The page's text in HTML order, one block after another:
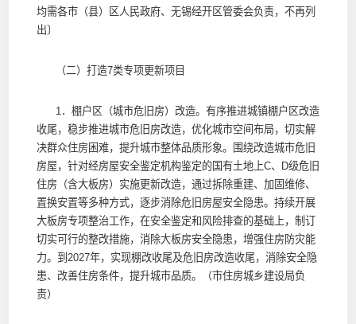
均需各市（县）区人民政府、无锡经开区管委会负责，不再列
出〕
（二）打造7类专项更新项目
1．棚户区（城市危旧房）改造。有序推进城镇棚户区改造
收尾，稳步推进城市危旧房改造，优化城市空间布局，切实解
决群众住房困难，提升城市整体品质形象。围绕改造城市危旧
房屋，针对经房屋安全鉴定机构鉴定的国有土地上C、D级危旧
住房（含大板房）实施更新改造，通过拆除重建、加固维修、
置换安置等多种方式，逐步消除危旧房屋安全隐患。持续开展
大板房专项整治工作，在安全鉴定和风险排查的基础上，制订
切实可行的整改措施，消除大板房安全隐患，增强住房防灾能
力。到2027年，实现棚改收尾及危旧房改造收尾，消除安全隐
患、改善住房条件，提升城市品质。（市住房城乡建设局负
责）